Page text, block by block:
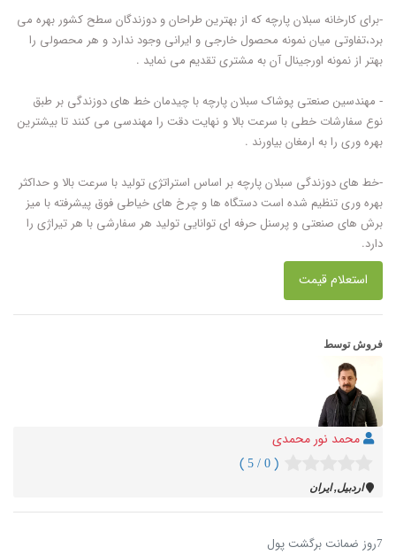
-برای کارخانه سبلان پارچه که از بهترین طراحان و دوزندگان سطح کشور بهره می
برد،تفاوتی میان نمونه محصول خارجی و ایرانی وجود ندارد و هر محصولی را
بهتر از نمونه اورجینال آن به مشتری تقدیم می نماید .
- مهندسین صنعتی پوشاک سبلان پارچه با چیدمان خط های دوزندگی بر طبق
نوع سفارشات خطی با سرعت بالا و نهایت دقت را مهندسی می کنند تا بیشترین
بهره وری را به ارمغان بیاورند .
-خط های دوزندگی سبلان پارچه بر اساس استراتژی تولید با سرعت بالا و حداکثر
بهره وری تنظیم شده است دستگاه ها و چرخ های خیاطی فوق پیشرفته با میز
برش های صنعتی و پرسنل حرفه ای توانایی تولید هر سفارشی با هر تیراژی را
دارد.
استعلام قیمت
فروش توسط
محمد نور محمدی
( 0 / 5 )
اردبيل, ایران
7روز ضمانت برگشت پول